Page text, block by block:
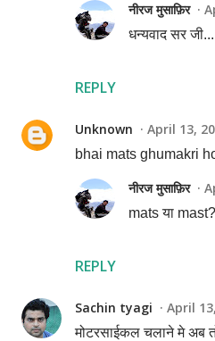
REPLY
नीरज मुसाफ़िर
धन्यवाद सर जी...
Unknown April 13,
bhai mats ghumakri
REPLY
नीरज मुसाफ़िर
mats या
Sachin tyagi April
मोटरसाईकल चलाने मे अब